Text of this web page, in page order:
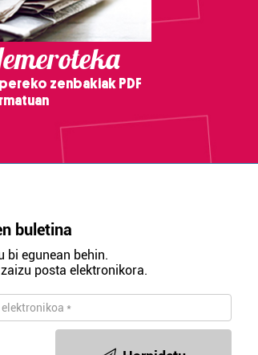
zenbakiak PDF
buletina
bi egunean behin.
posta elektronikora.